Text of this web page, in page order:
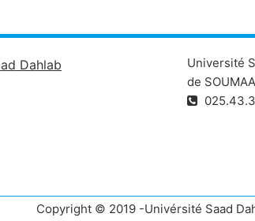
Dahlab
Université
de
Copyright © 2019 -Univérsité Saad